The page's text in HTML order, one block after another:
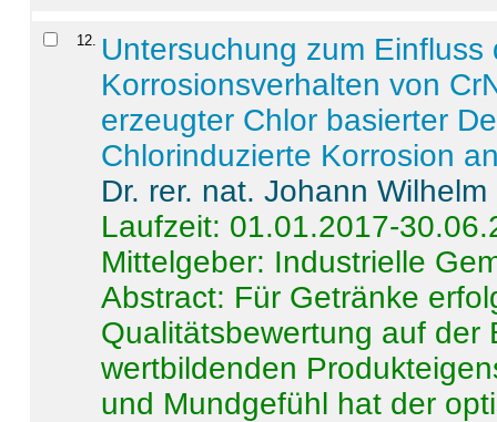
12
Untersuchung zum
Korrosionsverhalten von
erzeugter Chlor basierter
Chlorinduzierte Korrosion
Dr. rer. nat. Johann
Laufzeit: 01.01.2017-
Mittelgeber: Industrielle
Abstract: Für Getränke
Qualitätsbewertung auf der
wertbildenden
und Mundgefühl hat der